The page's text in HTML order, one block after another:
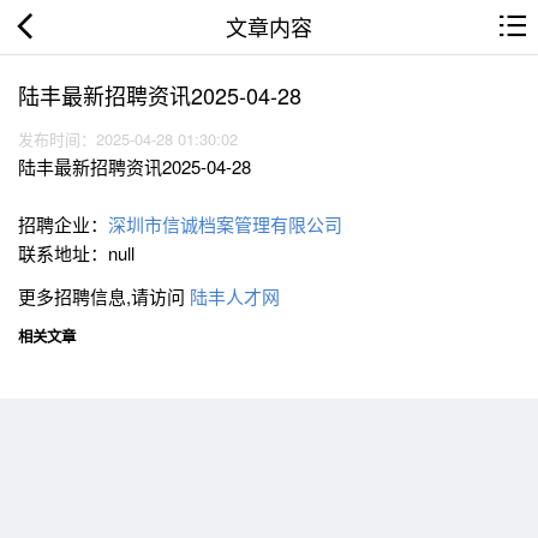
文章内容
陆丰最新招聘资讯2025-04-28
发布时间：2025-04-28 01:30:02
陆丰最新招聘资讯2025-04-28
招聘企业： 深圳市信诚档案管理有限公司
联系地址：null
更多招聘信息,请访问 陆丰人才网
相关文章